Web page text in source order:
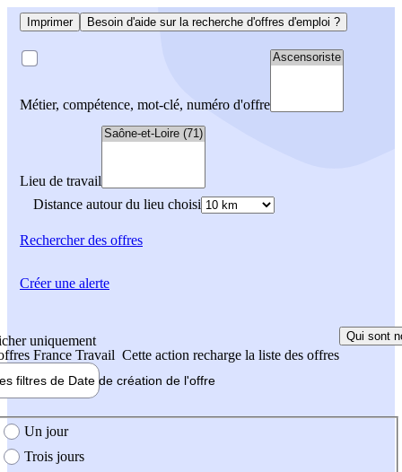
Imprimer Besoin d'aide sur la recherche d'offres d'emploi ?
Métier, compétence, mot-clé, numéro d'offre
Lieu de travail
Distance autour du lieu choisi
Rechercherdes offres
uniquement
France Travail Cette action recharge la liste des offres
Qui sont
filtres de Date de création de l'offre
création de l'offre
Un jour
Trois jours
Créer une alerte